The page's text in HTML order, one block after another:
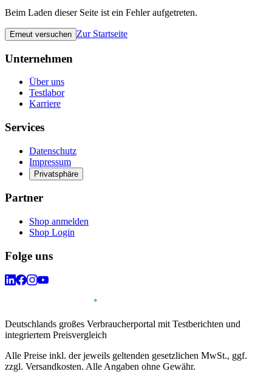
Beim Laden dieser Seite ist ein Fehler aufgetreten.
Erneut versuchen Zur Startseite
Unternehmen
Über uns
Testlabor
Karriere
Services
Datenschutz
Impressum
Privatsphäre
Partner
Shop anmelden
Shop Login
Folge uns
Deutschlands großes Verbraucherportal mit Testberichten und
integriertem Preisvergleich
Alle Preise inkl. der jeweils geltenden gesetzlichen MwSt., ggf.
zzgl. Versandkosten. Alle Angaben ohne Gewähr.